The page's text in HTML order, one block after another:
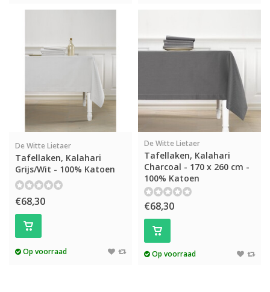
De Witte Lietaer
Tafellaken, Kalahari
Grijs/Wit - 100% Katoen
€68,30
Op voorraad
De Witte Lietaer
Tafellaken, Kalahari
Charcoal - 170 x 260 cm -
100% Katoen
€68,30
Op voorraad